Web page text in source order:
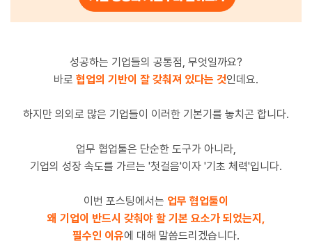
성공하는 기업들의 공통점, 무엇일까요?
바로 협업의 기반이 잘 갖춰져 있다는 것인데요.
하지만 의외로 많은 기업들이 이러한 기본기를 놓치곤 합니다.
업무 협업툴은 단순한 도구가 아니라,
기업의 성장 속도를 가르는 '첫걸음'이자 '기초 체력'입니다.
이번 포스팅에서는 업무 협업툴이
왜 기업이 반드시 갖춰야 할 기본 요소가 되었는지,
필수인 이유에 대해 말씀드리겠습니다.